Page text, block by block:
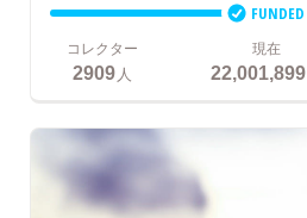
FUNDED
コレクター
2909人
現在
22,001,899